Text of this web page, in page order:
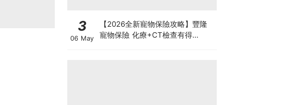
3
06 May
【2026全新寵物保險攻略】豐隆
寵物保險 化療+CT檢查有得